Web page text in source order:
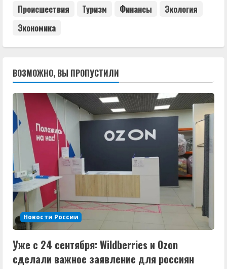
Происшествия Туризм Финансы
Экология
Экономика
ВОЗМОЖНО, ВЫ ПРОПУСТИЛИ
Новости России
Уже с 24 сентября: Wildberries и Ozon
сделали важное заявление для россиян